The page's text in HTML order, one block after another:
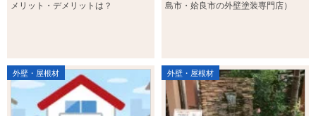
メリット・デメリットは？
島市・姶良市の外壁塗装専門店）
外壁・屋根材 外壁・屋根材